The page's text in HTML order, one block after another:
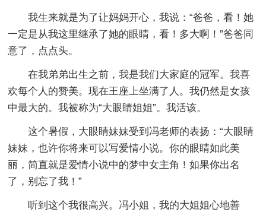
我生来就是为了让妈妈开心，我说：“爸爸，看！她
一定是从我这里继承了她的眼睛，看！多大啊！”爸爸同
意了，点点头。
在我弟弟出生之前，我是我们大家庭的冠军。我喜
欢每个人的赞美。现在王座上坐满了人。我仍然是女孩
中最大的。我被称为“大眼睛姐姐”。我活该。
这个暑假，大眼睛妹妹受到冯老师的表扬：“大眼睛
妹妹，也许你将来可以写爱情小说。你的眼睛如此美
丽，简直就是爱情小说中的梦中女主角！如果你出名
了，别忘了我！”
听到这个我很高兴。冯小姐，我的大姐姐心地善